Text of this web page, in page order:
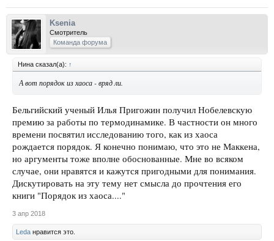
Ksenia
Смотритель
Команда форума
Нина сказал(а): ↑
А вот порядок из хаоса - вряд ли.
Бельгийский ученый Илья Пригожин получил Нобелевскую
премию за работы по термодинамике. В частности он много
времени посвятил исследованию того, как из хаоса
рождается порядок. Я конечно понимаю, что это не Маккена,
но аргументы тоже вполне обоснованные. Мне во всяком
случае, они нравятся и кажутся пригодными для понимания.
Дискутировать на эту тему нет смысла до прочтения его
книги "Порядок из хаоса...."
3 апр 2018
Leda нравится это.